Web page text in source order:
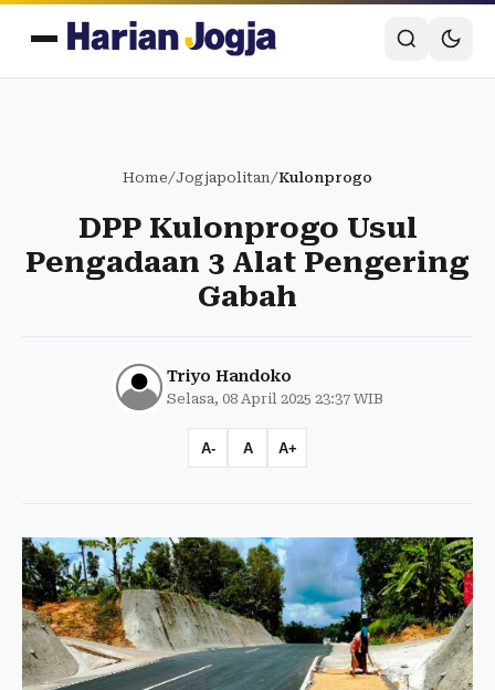
Home/Jogjapolitan/Kulonprogo
DPP Kulonprogo Usul
Pengadaan 3 Alat Pengering
Gabah
Triyo Handoko
Selasa, 08 April 2025 23:37 WIB
A- A A+